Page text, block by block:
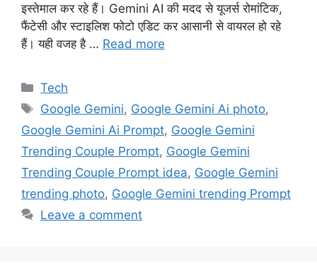
इस्तेमाल कर रहे हैं। Gemini AI की मदद से यूजर्स रोमांटिक,
फैंटेसी और स्टाइलिश फोटो एडिट कर आसानी से वायरल हो रहे
हैं। यही वजह है … Read more
Categories
Tech
Tags
Google Gemini, Google Gemini Ai photo,
Google Gemini Ai Prompt, Google Gemini
Trending Couple Prompt, Google Gemini
Trending Couple Prompt idea, Google Gemini
trending photo, Google Gemini trending Prompt
Leave a comment